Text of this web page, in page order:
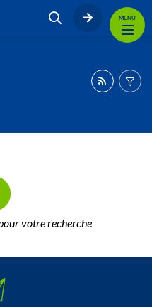
MENU
votre recherche